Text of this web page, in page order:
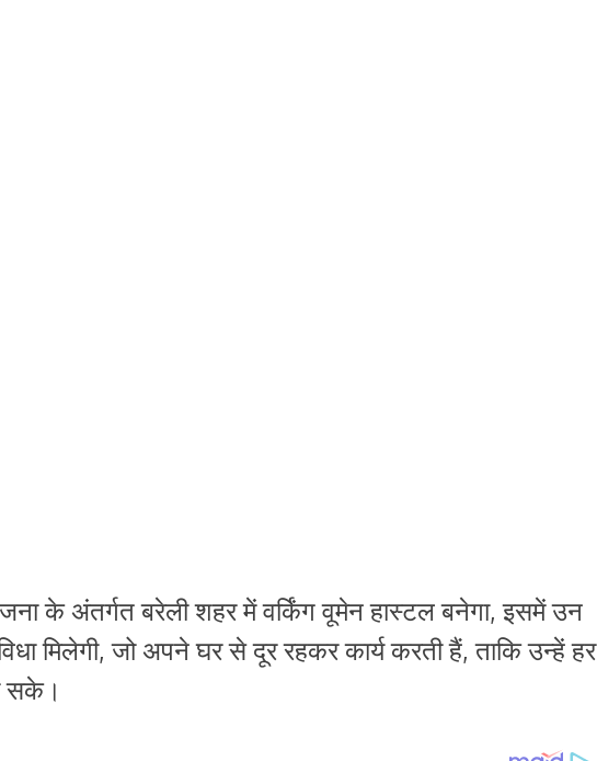
के अंतर्गत बरेली शहर में वर्किंग वूमेन हास्टल बनेगा, इसमें उन
मिलेगी, जो अपने घर से दूर रहकर कार्य करती हैं, ताकि उन्हें हर
सके।